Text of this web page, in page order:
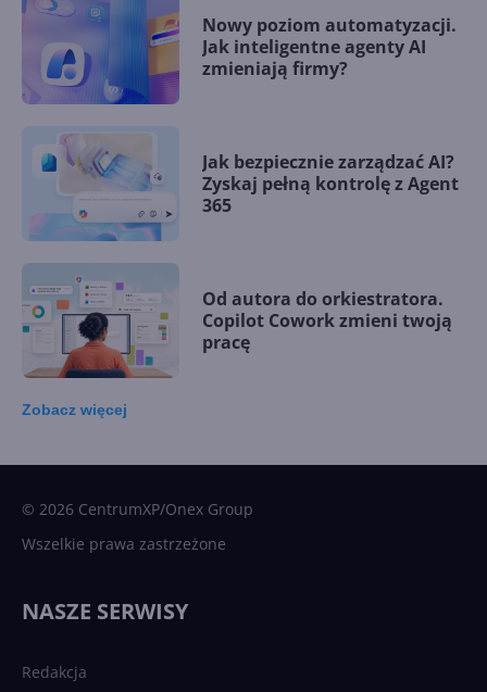
Nowy poziom automatyzacji.
Jak inteligentne agenty AI
zmieniają firmy?
Jak bezpiecznie zarządzać AI?
Zyskaj pełną kontrolę z Agent
365
Od autora do orkiestratora.
Copilot Cowork zmieni twoją
pracę
Zobacz więcej
© 2026 CentrumXP/Onex Group
Wszelkie prawa zastrzeżone
NASZE SERWISY
Redakcja